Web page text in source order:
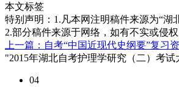
本文标签
特别声明：1.凡本网注明稿件来源为“湖
2.部分稿件来源于网络，如有不实或侵
上一篇：自考“中国近现代史纲要”复习
"2015年湖北自考护理学研究（二）考
04